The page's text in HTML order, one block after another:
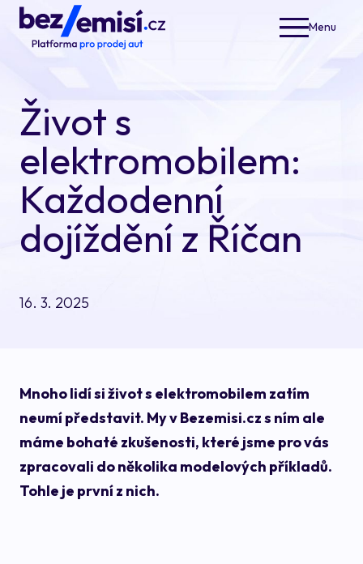
Menu
Život s
elektromobilem:
Každodenní
dojíždění z Říčan
16. 3. 2025
Mnoho lidí si život s elektromobilem zatím
neumí představit. My v Bezemisi.cz s ním ale
máme bohaté zkušenosti, které jsme pro vás
zpracovali do několika modelových příkladů.
Tohle je první z nich.